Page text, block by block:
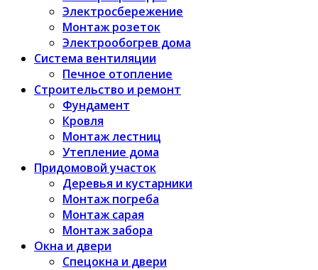
Электросбережение
Монтаж розеток
Электрообогрев дома
Система вентиляции
Печное отопление
Строительство и ремонт
Фундамент
Кровля
Монтаж лестниц
Утепление дома
Придомовой участок
Деревья и кустарники
Монтаж погреба
Монтаж сарая
Монтаж забора
Окна и двери
Спецокна и двери